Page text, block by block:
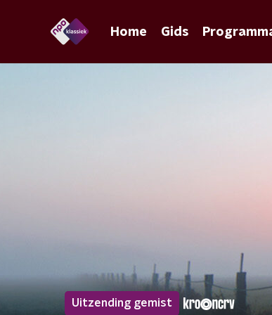
Home Gids
Uitzending gemist